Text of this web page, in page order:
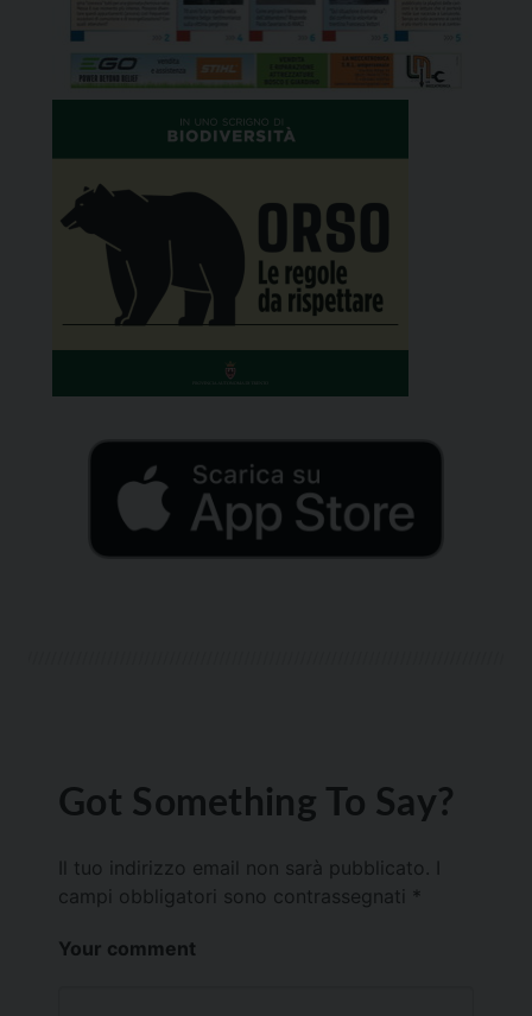
Got Something To Say?
Il tuo indirizzo email non sarà pubblicato.
campi obbligatori sono contrassegnati *
Your comment